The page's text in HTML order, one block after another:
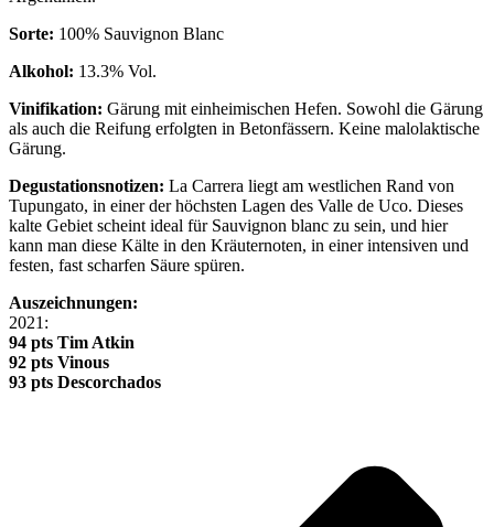
Sorte: 100% Sauvignon Blanc
Alkohol: 13.3% Vol.
Vinifikation: Gärung mit einheimischen Hefen. Sowohl die Gärung
als auch die Reifung erfolgten in Betonfässern. Keine malolaktische
Gärung.
Degustationsnotizen: La Carrera liegt am westlichen Rand von
Tupungato, in einer der höchsten Lagen des Valle de Uco. Dieses
kalte Gebiet scheint ideal für Sauvignon blanc zu sein, und hier
kann man diese Kälte in den Kräuternoten, in einer intensiven und
festen, fast scharfen Säure spüren.
Auszeichnungen:
2021:
94 pts Tim Atkin
92 pts Vinous
93 pts Descorchados